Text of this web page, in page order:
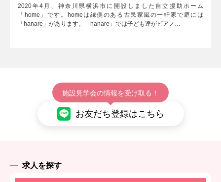
2020年4月、神奈川県横浜市に開設しました自立援助ホーム
「home」です。homeは縁側のある古民家風の一軒家で庭には
「hanare」があります。「hanare」では子ども達がピアノ…
施設見学会の情報を受け取る！
お友だち登録はこちら
求人を探す